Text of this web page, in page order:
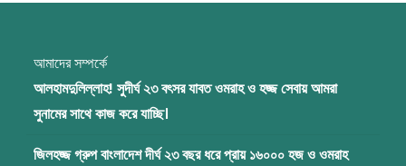
আমাদের সম্পর্কে
আলহামদুলিল্লাহ! সুদীর্ঘ ২৩ বৎসর যাবত ওমরাহ ও হজ্জ সেবায় আমরা
সুনামের সাথে কাজ করে যাচ্ছি।
জিলহজ্জ গ্রুপ বাংলাদেশ দীর্ঘ ২৩ বছর ধরে প্রায় ১৬০০০ হজ ও ওমরাহ